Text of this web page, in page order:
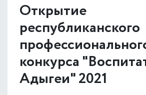
Открытие
республиканского
конкурса
Адыгеи" 2021